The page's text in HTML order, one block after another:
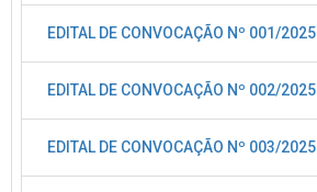
EDITAL DE CONVOCAÇÃO Nº 001/2025
EDITAL DE CONVOCAÇÃO Nº 002/2025
EDITAL DE CONVOCAÇÃO Nº 003/2025